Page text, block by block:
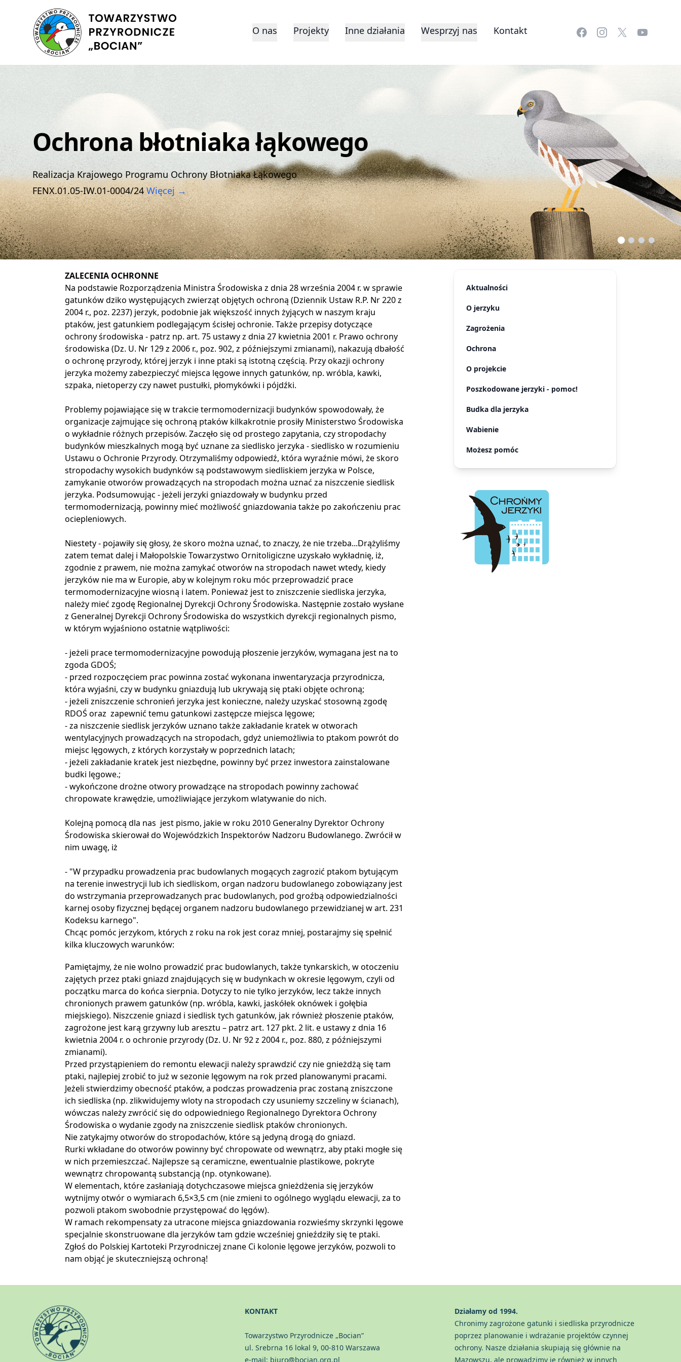
O nas Projekty Inne działania Wesprzyj nas Kontakt FacebookInstagram
X YouTube
Ochrona błotniaka łąkowego
Realizacja Krajowego Programu Ochrony Błotniaka Łąkowego
FENX.01.05-IW.01-0004/24Więcej →
ZALECENIA OCHRONNE
Na podstawie Rozporządzenia Ministra Środowiska z dnia 28 września 2004 r. w sprawie
gatunków dziko występujących zwierząt objętych ochroną (Dziennik Ustaw R.P. Nr 220 z
2004 r., poz. 2237) jerzyk, podobnie jak większość innych żyjących w naszym kraju
ptaków, jest gatunkiem podlegającym ścisłej ochronie. Także przepisy dotyczące
ochrony środowiska - patrz np. art. 75 ustawy z dnia 27 kwietnia 2001 r. Prawo ochrony
środowiska (Dz. U. Nr 129 z 2006 r., poz. 902, z późniejszymi zmianami), nakazują dbałość
o ochronę przyrody, której jerzyk i inne ptaki są istotną częścią. Przy okazji ochrony
jerzyka możemy zabezpieczyć miejsca lęgowe innych gatunków, np. wróbla, kawki,
szpaka, nietoperzy czy nawet pustułki, płomykówki i pójdźki.
Problemy pojawiające się w trakcie termomodernizacji budynków spowodowały, że
organizacje zajmujące się ochroną ptaków kilkakrotnie prosiły Ministerstwo Środowiska
o wykładnie różnych przepisów. Zaczęło się od prostego zapytania, czy stropodachy
budynków mieszkalnych mogą być uznane za siedlisko jerzyka - siedlisko w rozumieniu
Ustawu o Ochronie Przyrody. Otrzymaliśmy odpowiedź, która wyraźnie mówi, że skoro
stropodachy wysokich budynków są podstawowym siedliskiem jerzyka w Polsce,
zamykanie otworów prowadzących na stropodach można uznać za niszczenie siedlisk
jerzyka. Podsumowując - jeżeli jerzyki gniazdowały w budynku przed
termomodernizacją, powinny mieć możliwość gniazdowania także po zakończeniu prac
ociepleniowych.
Niestety - pojawiły się głosy, że skoro można uznać, to znaczy, że nie trzeba...Drążyliśmy
zatem temat dalej i Małopolskie Towarzystwo Ornitoligiczne uzyskało wykładnię, iż,
zgodnie z prawem, nie można zamykać otworów na stropodach nawet wtedy, kiedy
jerzyków nie ma w Europie, aby w kolejnym roku móc przeprowadzić prace
termomodernizacyjne wiosną i latem. Ponieważ jest to zniszczenie siedliska jerzyka,
należy mieć zgodę Regionalnej Dyrekcji Ochrony Środowiska. Następnie zostało wysłane
z Generalnej Dyrekcji Ochrony Środowiska do wszystkich dyrekcji regionalnych pismo,
w którym wyjaśniono ostatnie wątpliwości:
- jeżeli prace termomodernizacyjne powodują płoszenie jerzyków, wymagana jest na to
zgoda GDOŚ;
- przed rozpoczęciem prac powinna zostać wykonana inwentaryzacja przyrodnicza,
która wyjaśni, czy w budynku gniazdują lub ukrywają się ptaki objęte ochroną;
- jeżeli zniszczenie schronień jerzyka jest konieczne, należy uzyskać stosowną zgodę
RDOŚ oraz zapewnić temu gatunkowi zastępcze miejsca lęgowe;
- za niszczenie siedlisk jerzyków uznano także zakładanie kratek w otworach
wentylacyjnych prowadzących na stropodach, gdyż uniemożliwia to ptakom powrót do
miejsc lęgowych, z których korzystały w poprzednich latach;
- jeżeli zakładanie kratek jest niezbędne, powinny być przez inwestora zainstalowane
budki lęgowe.;
- wykończone drożne otwory prowadzące na stropodach powinny zachować
chropowate krawędzie, umożliwiające jerzykom wlatywanie do nich.
Kolejną pomocą dla nas jest pismo, jakie w roku 2010 Generalny Dyrektor Ochrony
Środowiska skierował do Wojewódzkich Inspektorów Nadzoru Budowlanego. Zwrócił w
nim uwagę, iż
- "W przypadku prowadzenia prac budowlanych mogących zagrozić ptakom bytującym
na terenie inwestrycji lub ich siedliskom, organ nadzoru budowlanego zobowiązany jest
do wstrzymania przeprowadzanych prac budowlanych, pod groźbą odpowiedzialności
karnej osoby fizycznej będącej organem nadzoru budowlanego przewidzianej w art. 231
Kodeksu karnego".
Chcąc pomóc jerzykom, których z roku na rok jest coraz mniej, postarajmy się spełnić
kilka kluczowych warunków:
Pamiętajmy, że nie wolno prowadzić prac budowlanych, także tynkarskich, w otoczeniu
zajętych przez ptaki gniazd znajdujących się w budynkach w okresie lęgowym, czyli od
początku marca do końca sierpnia. Dotyczy to nie tylko jerzyków, lecz także innych
chronionych prawem gatunków (np. wróbla, kawki, jaskółek oknówek i gołębia
miejskiego). Niszczenie gniazd i siedlisk tych gatunków, jak również płoszenie ptaków,
zagrożone jest karą grzywny lub aresztu – patrz art. 127 pkt. 2 lit. e ustawy z dnia 16
kwietnia 2004 r. o ochronie przyrody (Dz. U. Nr 92 z 2004 r., poz. 880, z późniejszymi
zmianami).
Przed przystąpieniem do remontu elewacji należy sprawdzić czy nie gnieżdżą się tam
ptaki, najlepiej zrobić to już w sezonie lęgowym na rok przed planowanymi pracami.
Jeżeli stwierdzimy obecność ptaków, a podczas prowadzenia prac zostaną zniszczone
ich siedliska (np. zlikwidujemy wloty na stropodach czy usuniemy szczeliny w ścianach),
wówczas należy zwrócić się do odpowiedniego Regionalnego Dyrektora Ochrony
Środowiska o wydanie zgody na zniszczenie siedlisk ptaków chronionych.
Nie zatykajmy otworów do stropodachów, które są jedyną drogą do gniazd.
Rurki wkładane do otworów powinny być chropowate od wewnątrz, aby ptaki mogłe się
w nich przemieszczać. Najlepsze są ceramiczne, ewentualnie plastikowe, pokryte
wewnątrz chropowantą substancją (np. otynkowane).
W elementach, które zasłaniają dotychczasowe miejsca gnieżdżenia się jerzyków
wytnijmy otwór o wymiarach 6,5×3,5 cm (nie zmieni to ogólnego wyglądu elewacji, za to
pozwoli ptakom swobodnie przystępować do lęgów).
W ramach rekompensaty za utracone miejsca gniazdowania rozwieśmy skrzynki lęgowe
specjalnie skonstruowane dla jerzyków tam gdzie wcześniej gnieździły się te ptaki.
Zgłoś do Polskiej Kartoteki Przyrodniczej znane Ci kolonie lęgowe jerzyków, pozwoli to
nam objąć je skuteczniejszą ochroną!
Aktualności
O jerzyku
Zagrożenia
Ochrona
O projekcie
Poszkodowane jerzyki - pomoc!
Budka dla jerzyka
Wabienie
Możesz pomóc
KONTAKT
Towarzystwo Przyrodnicze „Bocian”
ul. Srebrna 16 lokal 9, 00-810 Warszawa
e-mail: biuro@bocian.org.pl
Działamy od 1994.
Chronimy zagrożone gatunki i siedliska przyrodnicze
poprzez planowanie i wdrażanie projektów czynnej
ochrony. Nasze działania skupiają się głównie na
Mazowszu, ale prowadzimy je również w innych